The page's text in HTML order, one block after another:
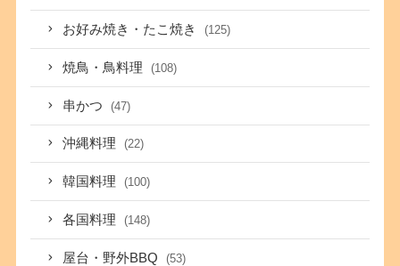
お好み焼き・たこ焼き (125)
焼鳥・鳥料理 (108)
串かつ (47)
沖縄料理 (22)
韓国料理 (100)
各国料理 (148)
屋台・野外BBQ (53)